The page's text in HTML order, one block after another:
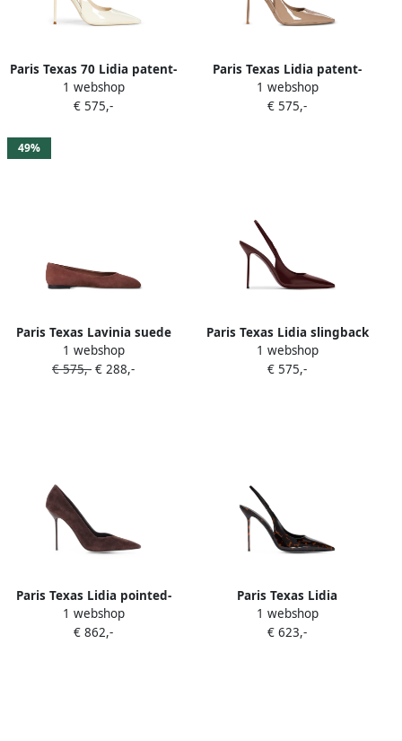
Paris Texas 70 Lidia patent-
leather slingback pumps
Beige
1 webshop
€ 575,-
Paris Texas Lidia patent-
leather slingback pumps
Beige
1 webshop
€ 575,-
49%
Paris Texas Lavinia suede
pumps Bruin
1 webshop
€ 575,- € 288,-
Paris Texas Lidia slingback
pumps Rood
1 webshop
€ 575,-
Paris Texas Lidia pointed-
toe heeled pumps Bruin
1 webshop
€ 862,-
Paris Texas Lidia
tortoiseshell-effect
slingback pumps Bruin
1 webshop
€ 623,-